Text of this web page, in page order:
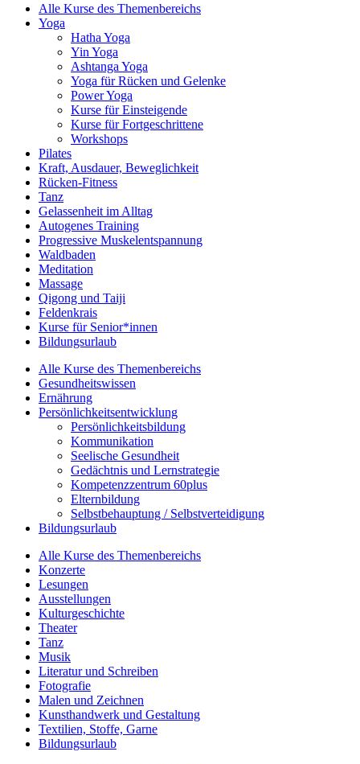
Alle Kurse des Themenbereichs
Yoga
Hatha Yoga
Yin Yoga
Ashtanga Yoga
Yoga für Rücken und Gelenke
Power Yoga
Kurse für Einsteigende
Kurse für Fortgeschrittene
Workshops
Pilates
Kraft, Ausdauer, Beweglichkeit
Rücken-Fitness
Tanz
Gelassenheit im Alltag
Autogenes Training
Progressive Muskelentspannung
Waldbaden
Meditation
Massage
Qigong und Taiji
Feldenkrais
Kurse für Senior*innen
Bildungsurlaub
Alle Kurse des Themenbereichs
Gesundheitswissen
Ernährung
Persönlichkeitsentwicklung
Persönlichkeitsbildung
Kommunikation
Seelische Gesundheit
Gedächtnis und Lernstrategie
Kompetenzzentrum 60plus
Elternbildung
Selbstbehauptung / Selbstverteidigung
Bildungsurlaub
Alle Kurse des Themenbereichs
Konzerte
Lesungen
Ausstellungen
Kulturgeschichte
Theater
Tanz
Musik
Literatur und Schreiben
Fotografie
Malen und Zeichnen
Kunsthandwerk und Gestaltung
Textilien, Stoffe, Garne
Bildungsurlaub